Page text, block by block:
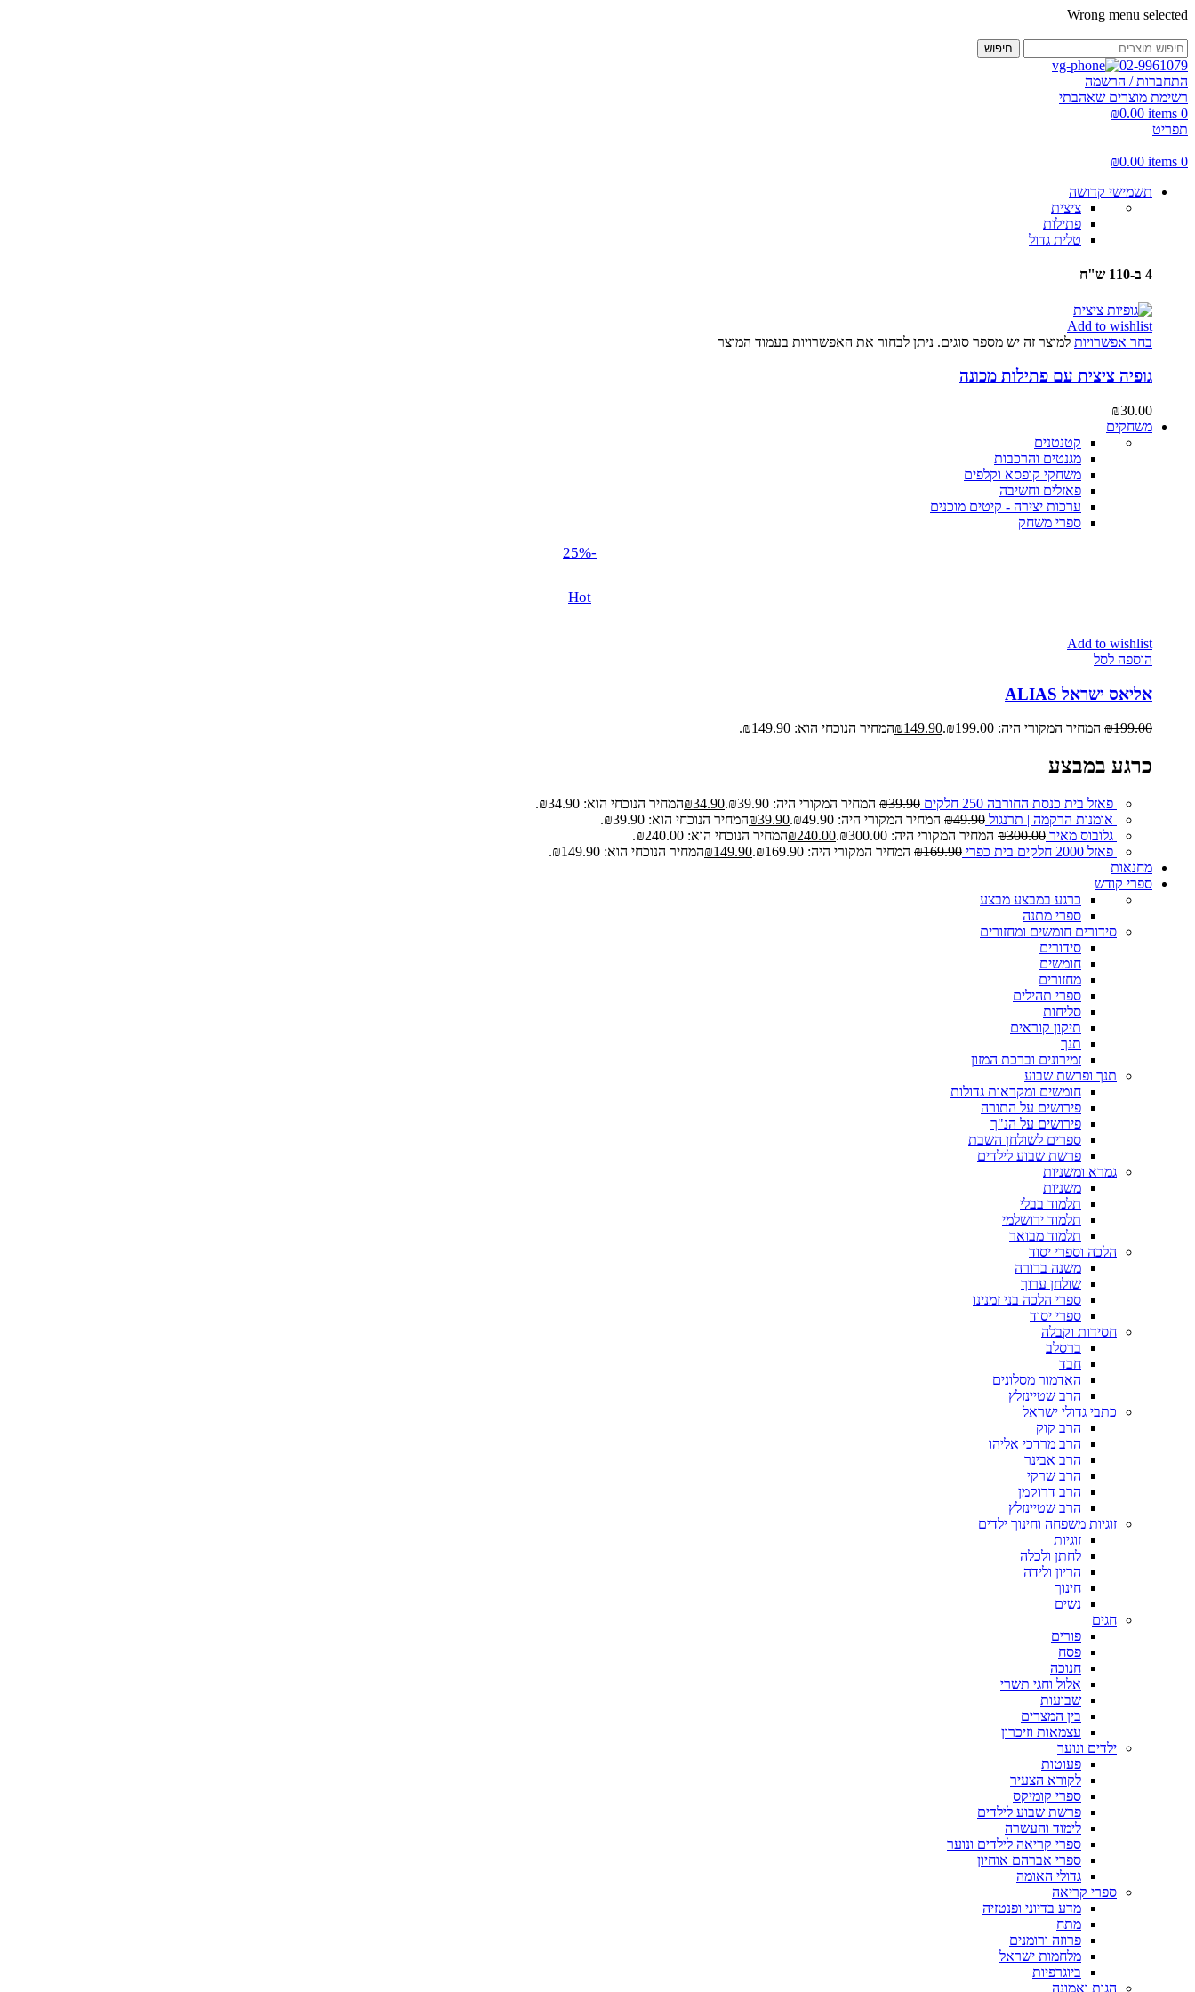
Wrong menu selected
חיפוש
02-9961079
התחברות / הרשמה
רשימת מוצרים שאהבתי
0
items
₪0.00
תפריט
0
items
₪0.00
תשמישי קדושה
ציצית
פתילות
טלית גדול
4 ב-110 ש"ח
Add to wishlist
בחר אפשרויות למוצר זה יש מספר סוגים. ניתן לבחור את האפשרויות בעמוד המוצר
גופיה ציצית עם פתילות מכונה
₪30.00
משחקים
קטנטנים
מגנטים והרכבות
משחקי קופסא וקלפים
פאזלים וחשיבה
ערכות יצירה - קיטים מוכנים
ספרי משחק
-25%
Hot
Add to wishlist
הוספה לסל
אליאס ישראל ALIAS
₪199.00 המחיר המקורי היה: ₪199.00. ₪149.90 המחיר הנוכחי הוא: ₪149.90.
כרגע במבצע
פאזל בית כנסת החורבה 250 חלקים ₪39.90 המחיר המקורי היה: ₪39.90. ₪34.90
המחיר הנוכחי הוא: ₪34.90.
אומנות הרקמה | תרנגול
₪49.90 המחיר המקורי היה: ₪49.90. ₪39.90
המחיר הנוכחי הוא: ₪39.90.
גלובוס מאיר
₪300.00 המחיר המקורי היה: ₪300.00. ₪240.00
המחיר הנוכחי הוא: ₪240.00.
פאזל 2000 חלקים בית כפרי
₪169.90 המחיר המקורי היה: ₪169.90. ₪149.90
המחיר הנוכחי הוא: ₪149.90.
מחנאות
ספרי קודש
כרגע במבצע מבצע
ספרי מתנה
סידורים חומשים ומחזורים
סידורים
חומשים
מחזורים
ספרי תהילים
סליחות
תיקון קוראים
תנך
זמירונים וברכת המזון
תנך ופרשת שבוע
חומשים ומקראות גדולות
פירושים על התורה
פירושים על הנ"ך
ספרים לשולחן השבת
פרשת שבוע לילדים
גמרא ומשניות
משניות
תלמוד בבלי
תלמוד ירושלמי
תלמוד מבואר
הלכה וספרי יסוד
משנה ברורה
שולחן ערוך
ספרי הלכה בני זמנינו
ספרי יסוד
חסידות וקבלה
ברסלב
חבד
האדמור מסלונים
הרב שטיינזלץ
כתבי גדולי ישראל
הרב קוק
הרב מרדכי אליהו
הרב אבינר
הרב שרקי
הרב דרוקמן
הרב שטיינזלץ
זוגיות משפחה וחינוך ילדים
זוגיות
לחתן ולכלה
הריון ולידה
חינוך
נשים
חגים
פורים
פסח
חנוכה
אלול וחגי תשרי
שבועות
בין המצרים
עצמאות וזיכרון
ילדים ונוער
פעוטות
לקורא הצעיר
ספרי קומיקס
פרשת שבוע לילדים
לימוד והעשרה
ספרי קריאה לילדים ונוער
ספרי אברהם אוחיון
גדולי האומה
ספרי קריאה
מדע בדיוני ופנטזיה
מתח
פרוזה ורומנים
מלחמות ישראל
ביוגרפיות
הגות ואמונה